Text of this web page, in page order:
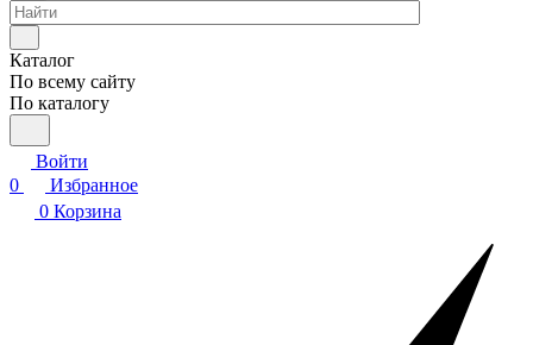
Каталог
По всему сайту
По каталогу
Войти
0
Избранное
0 Корзина